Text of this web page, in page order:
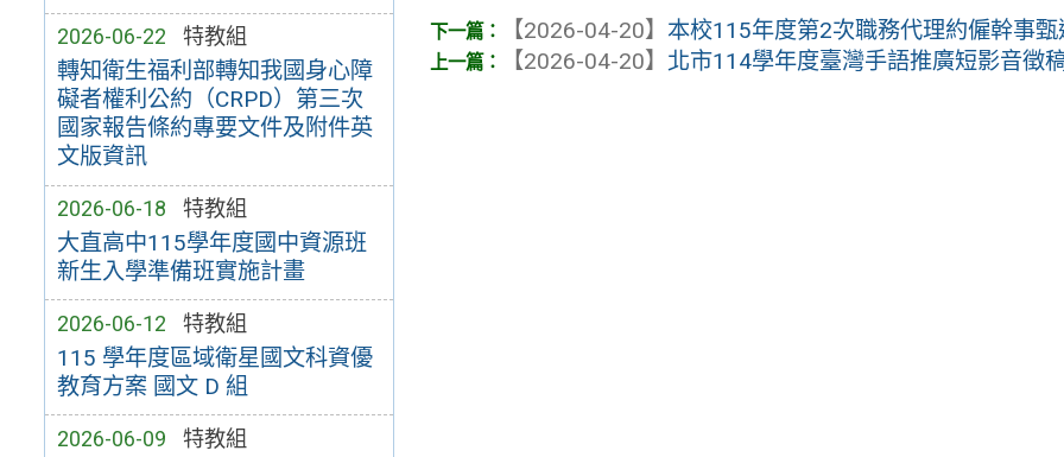
2026-06-22 特教組
轉知衛生福利部轉知我國身心障
礙者權利公約（CRPD）第三次
國家報告條約專要文件及附件英
文版資訊
2026-06-18 特教組
大直高中115學年度國中資源班
新生入學準備班實施計畫
2026-06-12 特教組
115 學年度區域衛星國文科資優
教育方案 國文 D 組
2026-06-09 特教組
【2026-04-20】 本校115年度第2次職務代理約僱幹事甄
【2026-04-20】 北市114學年度臺灣手語推廣短影音徵